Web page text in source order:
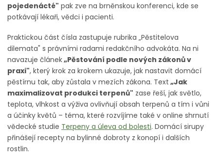
pojedenácté" pak zve na brněnskou konferenci, kde se
potkávají lékaři, vědci i pacienti.
Praktickou část čísla zastupuje rubrika „Pěstitelova
dilemata" s právními radami redakčního advokáta. Na ni
navazuje článek„Pěstování podle nových zákonů v
praxi", který krok za krokem ukazuje, jak nastavit domácí
pěstírnu tak, aby zůstala v mezích zákona. Text „Jak
maximalizovat produkci terpenů" zase řeší, jak světlo,
teplota, vlhkost a výživa ovlivňují obsah terpenů a tím i vůni
a účinky květů – téma, které rozvíjíme také v online shrnutí
vědecké studie Terpeny a úleva od bolesti. Domácí sirupy
přinášejí recepty na bylinné dobroty z konopí i dalších
rostlin.